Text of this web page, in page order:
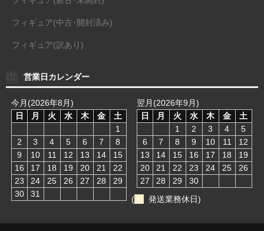
フィギュア(中古･開封済み)
フィギュア(訳あり)
営業日カレンダー
今月(2026年8月)
日
月 火 水 木 金
土
1
2
3 4 5 6 7
8
9
10 11 12 13 14
15
16
17 18 19 20 21
22
23
24 25 26 27 28
29
30
31
翌月(2026年9月)
日
月 火 水 木 金
土
1
2 3 4
5
6
7 8 9 10 11
12
13
14 15 16 17 18
19
20
21 22 23 24 25
26
27
28 29
30
(
発送業務休日)